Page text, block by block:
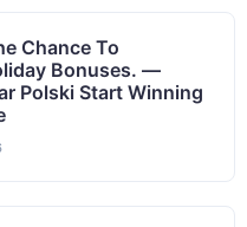
Chance To
Bonuses. —
Polski Start Winning